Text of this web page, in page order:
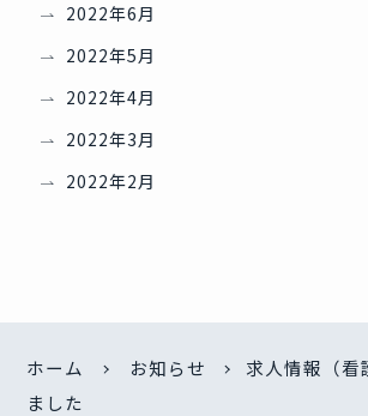
2022年6月
2022年5月
2022年4月
2022年3月
2022年2月
ホーム お知らせ
求人情報（看
ました